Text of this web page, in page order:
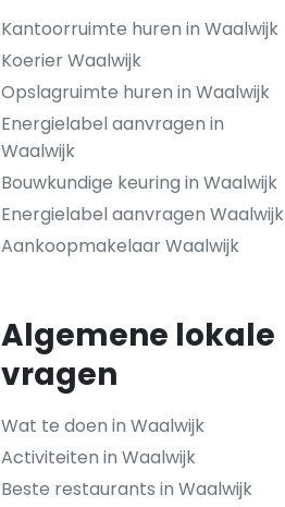
Kantoorruimte huren in Waalwijk
Koerier Waalwijk
Opslagruimte huren in Waalwijk
Energielabel aanvragen in
Waalwijk
Bouwkundige keuring in Waalwijk
Energielabel aanvragen Waalwijk
Aankoopmakelaar Waalwijk
Algemene lokale
vragen
Wat te doen in Waalwijk
Activiteiten in Waalwijk
Beste restaurants in Waalwijk